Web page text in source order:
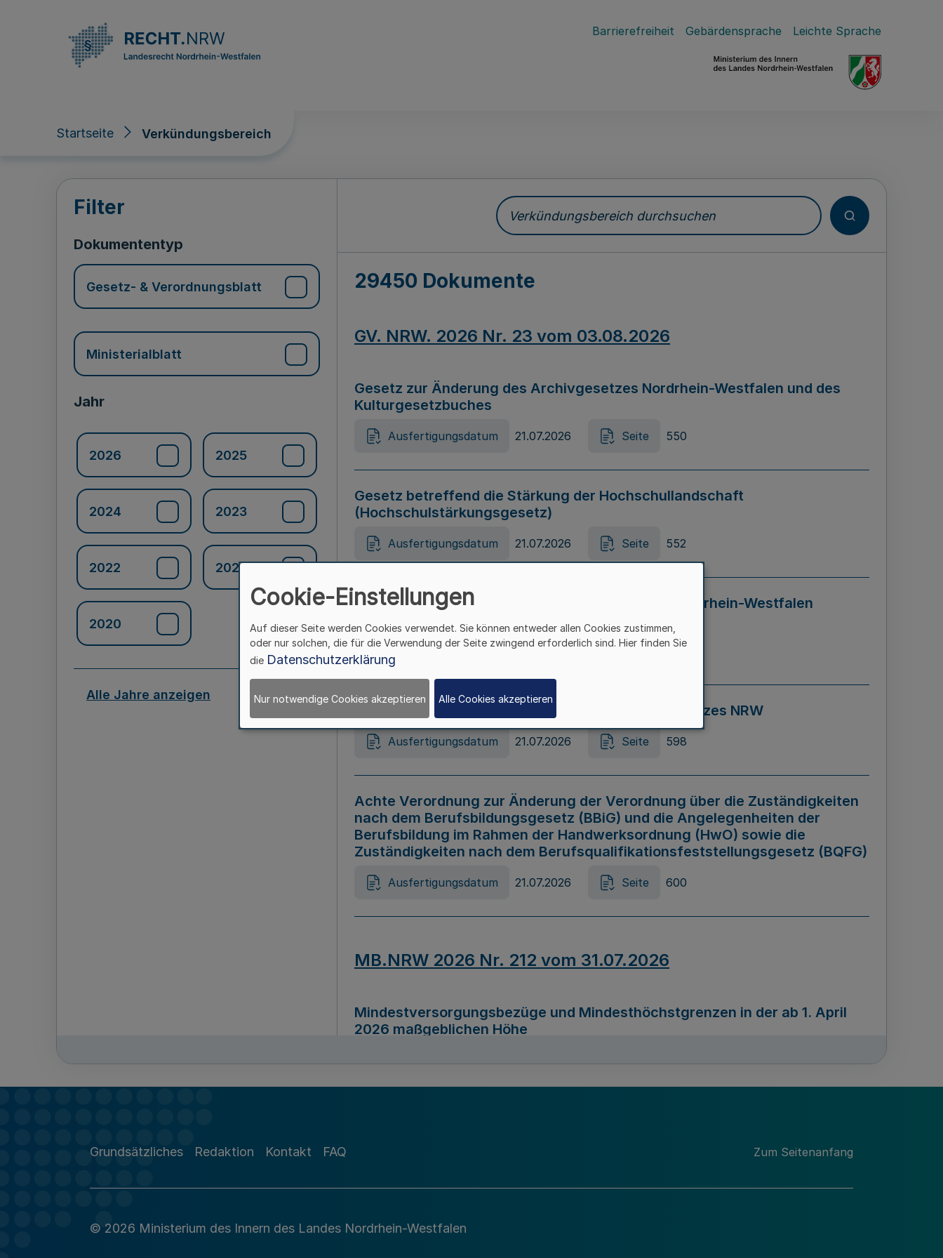
Barrierefreiheit Gebärdensprache Leichte Sprache
Startseite Verkündungsbereich
Verkündungsbereich
Filter
Dokumententyp
Gesetz- & Verordnungsblatt
Ministerialblatt
Jahr
2026 2025
2024 2023
2022 2021
2020
Alle Jahre anzeigen
Verkündungsbereich durchsuchen
29450 Dokumente
GV. NRW. 2026 Nr. 23 vom 03.08.2026
Gesetz zur Änderung des Archivgesetzes Nordrhein-Westfalen und des
Kulturgesetzbuches
Ausfertigungsdatum 21.07.2026 Seite 550
Gesetz betreffend die Stärkung der Hochschullandschaft
(Hochschulstärkungsgesetz)
Ausfertigungsdatum 21.07.2026 Seite 552
Gesetz zur Vermeidung von Diskriminierung in Nordrhein-Westfalen
(Landesantidiskriminierungsgesetz – LADG NRW)
Ausfertigungsdatum 21.07.2026 Seite 595
Gesetz zur Änderung des Online-Casinospiel Gesetzes NRW
Ausfertigungsdatum 21.07.2026 Seite 598
Achte Verordnung zur Änderung der Verordnung über die Zuständigkeiten
nach dem Berufsbildungsgesetz (BBiG) und die Angelegenheiten der
Berufsbildung im Rahmen der Handwerksordnung (HwO) sowie die
Zuständigkeiten nach dem Berufsqualifikationsfeststellungsgesetz (BQFG)
Ausfertigungsdatum 21.07.2026 Seite 600
MB.NRW 2026 Nr. 212 vom 31.07.2026
Mindestversorgungsbezüge und Mindesthöchstgrenzen in der ab 1. April
2026 maßgeblichen Höhe
Richtlinie zur Durchführung des Förderprogramms „Mittelstand Innovativ &
Grundsätzliches Redaktion Kontakt FAQ Zum Seitenanfang
© 2026 Ministerium des Innern des Landes Nordrhein-Westfalen
Cookie-Einstellungen
Auf dieser Seite werden Cookies verwendet. Sie können entweder allen Cookies zustimmen,
oder nur solchen, die für die Verwendung der Seite zwingend erforderlich sind. Hier finden Sie
die Datenschutzerklärung
Nur notwendige Cookies akzeptieren Alle Cookies akzeptieren